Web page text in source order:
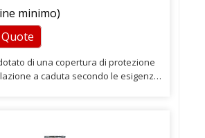
minimo)
di una copertura di protezione
a caduta secondo le esigenze